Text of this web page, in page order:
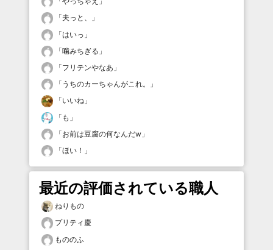
「夫っと、
」
「はいっ 」
「噛みちぎる 」
「フリテンやなあ 」
「 うちのカーちゃんがこれ。
」
「いいね 」
「 も 」
「お前は豆腐の何なんだw 」
「ほい！ 」
最近の評価されている職人
ねりもの
プリティ慶
もののふ